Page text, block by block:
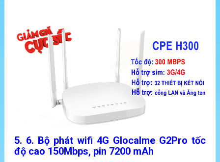
5. 6. Bộ phát wifi 4G Glocalme G2Pro tốc
độ cao 150Mbps, pin 7200 mAh